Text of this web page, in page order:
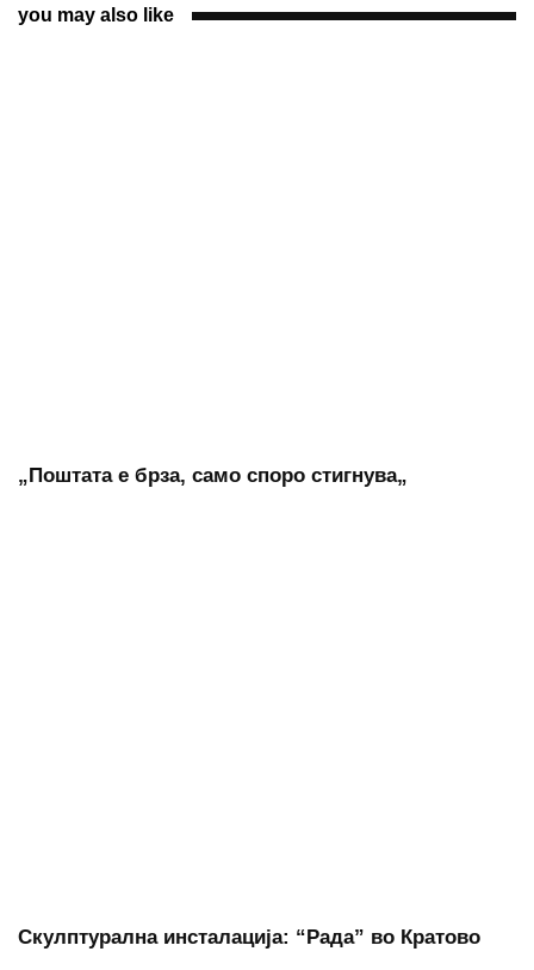
you may also like
„Поштата е брза, само споро стигнува„
Скулптурална инсталација: “Рада” во Кратово